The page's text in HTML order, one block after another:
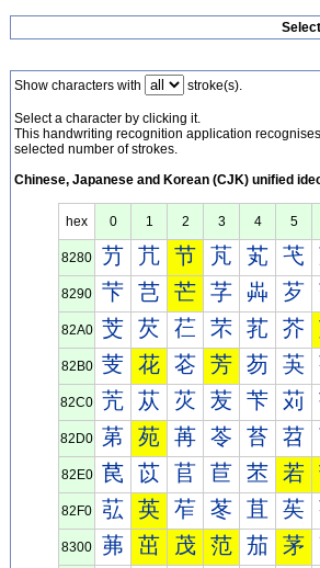
Show characters with stroke(s).
Select a character by clicking it.
This handwriting recognition application
selected number of strokes.
Chinese, Japanese and Korean (CJK) unified
hex 0 1 2 3 4 5
8280 芀 芁 节 芃 芄 芅
8290 芐 芑 芒 芓 芔 芕
82A0 芠 芡 芢 芣 芤 芥
82B0 芰 花 芲 芳 芴 芵
82C0 苀 苁 苂 苃 苄 苅
82D0 苐 苑 苒 苓 苔 苕
82E0 苠 苡 苢 苣 苤 若
82F0 苰 英 苲 苳 苴 苵
8300 茀 茁 茂 范 茄 茅